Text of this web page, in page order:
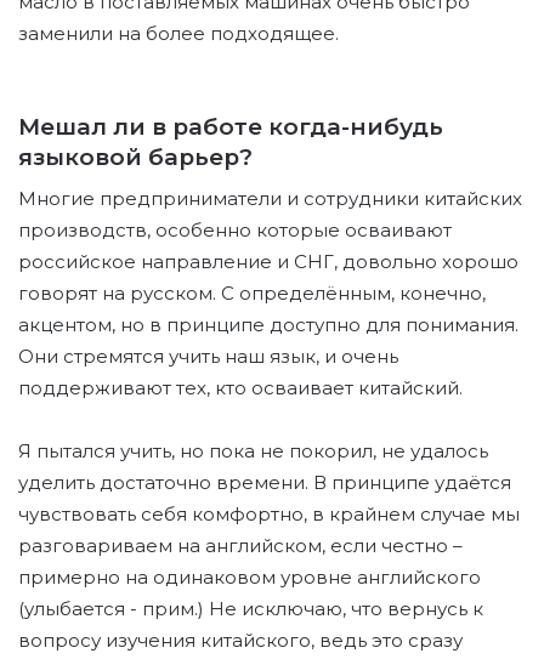
заменили на более подходящее.
Мешал ли в работе когда-нибудь
языковой барьер?
Многие предприниматели и сотрудники китайских
производств, особенно которые осваивают
российское направление и СНГ, довольно хорошо
говорят на русском. С определённым, конечно,
акцентом, но в принципе доступно для понимания.
Они стремятся учить наш язык, и очень
поддерживают тех, кто осваивает китайский.
Я пытался учить, но пока не покорил, не удалось
уделить достаточно времени. В принципе удаётся
чувствовать себя комфортно, в крайнем случае мы
разговариваем на английском, если честно –
примерно на одинаковом уровне английского
(улыбается - прим.) Не исключаю, что вернусь к
вопросу изучения китайского, ведь это сразу